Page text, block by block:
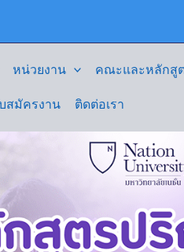
หน่วยงาน คณะและหลักสู
สมัครงาน ติดต่อเรา